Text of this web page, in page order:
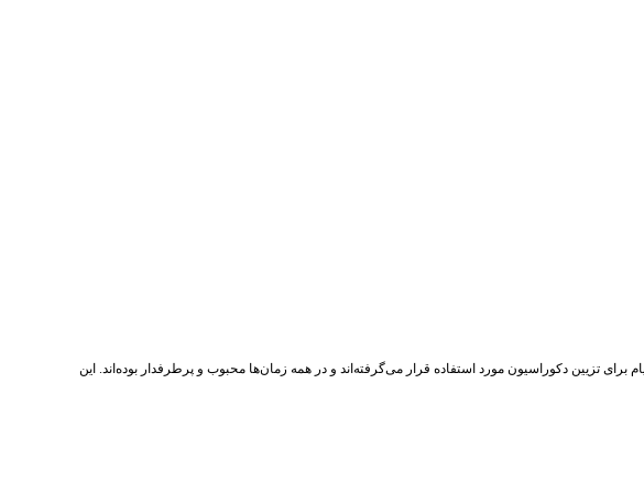
تزیین دکوراسیون مورد استفاده قرار می‌گرفته‌اند و در همه زمان‌ها محبوب و پرطرفدار بوده‌اند. این